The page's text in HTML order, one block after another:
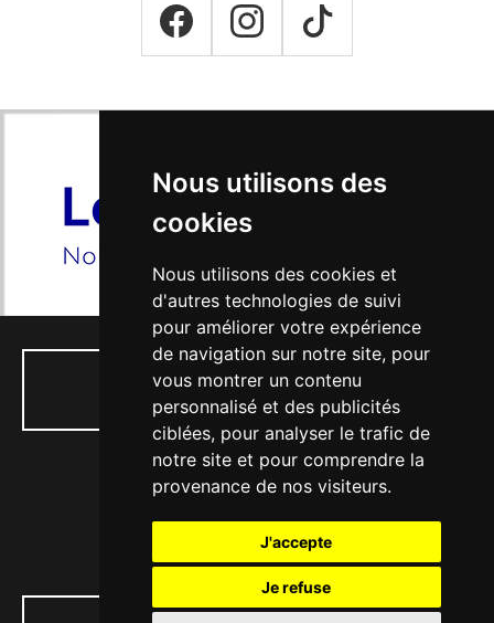
Nous utilisons des
cookies
Nous utilisons des cookies et
d'autres technologies de suivi
pour améliorer votre expérience
de navigation sur notre site, pour
vous montrer un contenu
personnalisé et des publicités
ciblées, pour analyser le trafic de
notre site et pour comprendre la
provenance de nos visiteurs.
J'accepte
Je refuse
01 34 74 04 53
77, rue Paul Doumer - 56, Bd Victor Hugo
78130 LES MUREAUX